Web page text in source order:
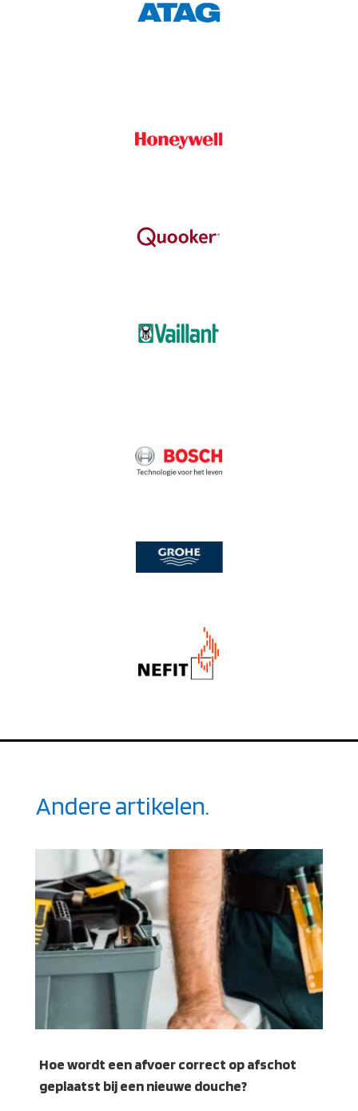
Andere artikelen.
Hoe wordt een afvoer correct op afschot
geplaatst bij een nieuwe douche?